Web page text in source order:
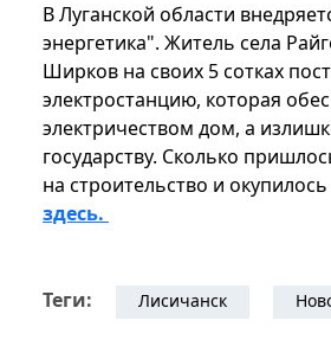
В Луганской области
энергетика". Житель села
Ширков на своих 5 сотках
электростанцию, которая
электричеством дом, а
государству. Сколько
на строительство и
здесь.
Теги: Лисичанск